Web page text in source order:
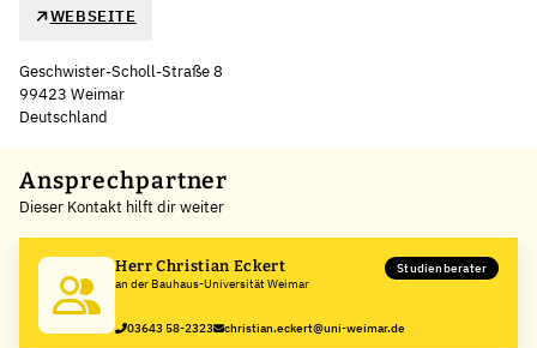
WEBSEITE
Geschwister-Scholl-Straße 8
99423 Weimar
Deutschland
+
−
Ansprechpartner
Dieser Kontakt hilft dir weiter
Herr Christian Eckert
an der Bauhaus-Universität Weimar
Studienberater
03643 58-2323 christian.eckert@uni-weimar.de